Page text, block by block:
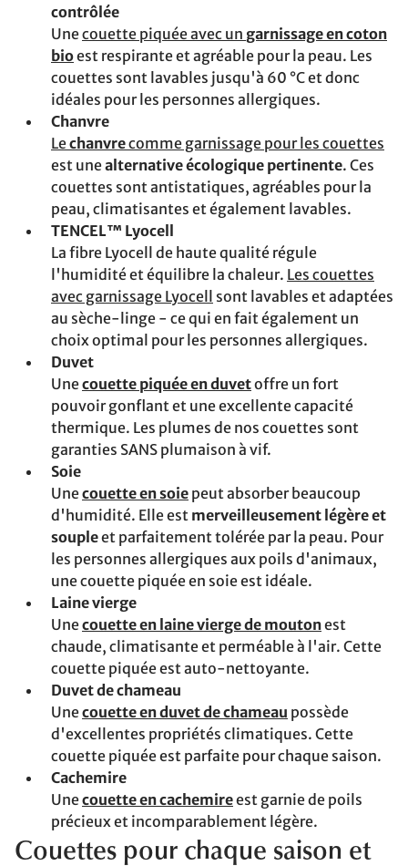
contrôlée
Unecouette piquée avec un garnissage en coton
bioest respirante et agréable pour la peau. Les
couettes sont lavables jusqu'à 60 °C et donc
idéales pour les personnes allergiques.
Chanvre
Lechanvrecomme garnissage pour les couettes
est unealternative écologique pertinente. Ces
couettes sont antistatiques, agréables pour la
peau, climatisantes et également lavables.
TENCEL™ Lyocell
La fibre Lyocell de haute qualité régule
l'humidité et équilibre la chaleur. Les couettes
avec garnissage Lyocell
sont lavables et adaptées
au sèche-linge - ce qui en fait également un
choix optimal pour les personnes allergiques.
Duvet
Unecouette piquée en duvetoffre un fort
pouvoir gonflant et une excellente capacité
thermique. Les plumes de nos couettes sont
garanties SANS plumaison à vif.
Soie
Unecouette en soie peut absorber beaucoup
d'humidité. Elle est merveilleusement légère et
soupleet parfaitement tolérée par la peau. Pour
les personnes allergiques aux poils d'animaux,
une couette piquée en soie est idéale.
Laine vierge
Unecouette en laine vierge de moutonest
chaude, climatisante et perméable à l'air. Cette
couette piquée est auto-nettoyante.
Duvet de chameau
Unecouette en duvet de chameau possède
d'excellentes propriétés climatiques. Cette
couette piquée est parfaite pour chaque saison.
Cachemire
Unecouette en cachemireest garnie de poils
précieux et incomparablement légère.
Couettes pour chaque saison et